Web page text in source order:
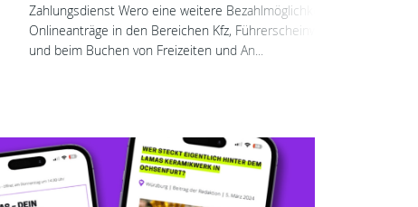
Zahlungsdienst Wero eine weitere Bezahlmöglichkeit für
Onlineanträge in den Bereichen Kfz, Führerscheinwesen
und beim Buchen von Freizeiten und An...